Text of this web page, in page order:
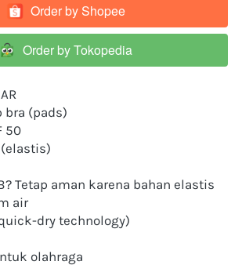
` Order by Shopee
` Order by Tokopedia
bra (pads)
50
Tetap aman karena bahan elastis
air
dry technology)
olahraga